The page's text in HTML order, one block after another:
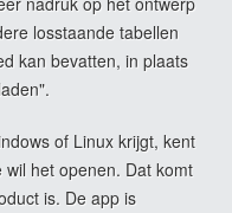
losstaande tabellen
kan bevatten, in plaats
of Linux krijgt, kent
het openen. Dat komt
is. De app is